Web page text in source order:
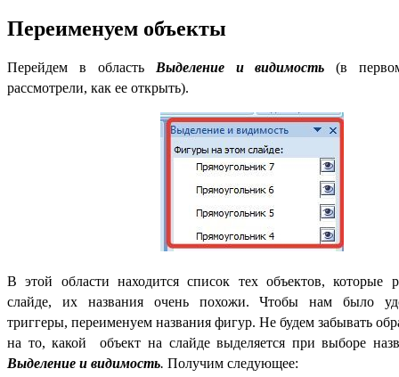
Переименуем объекты
Перейдем в область Выделение и видимость (в
рассмотрели, как ее открыть).
В этой области находится список тех объектов, которые
слайде, их названия очень похожи. Чтобы нам было
триггеры, переименуем названия фигур. Не будем забывать
на то, какой объект на слайде выделяется при выборе
Выделение и видимость. Получим следующее: